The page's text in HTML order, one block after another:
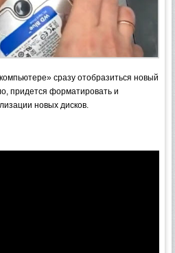
сразу отобразиться новый
придется форматировать и
новых дисков.